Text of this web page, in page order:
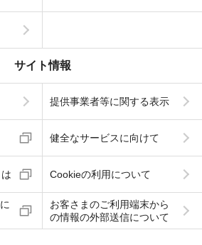
サイト情報
提供事業者等に関する表示
健全なサービスに向けて
Cookieの利用について
お客さまのご利用端末から
の情報の外部送信について